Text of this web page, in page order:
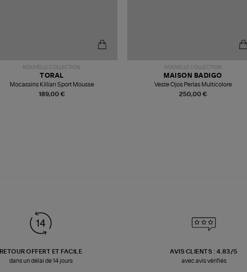
NOUVELLE COLLECTION
189,00 €
TORAL
Mocassins Killian Sport Mousse
NOUVELLE COLLECTION
250,00 €
MAISON BADIGO
Veste Ojos Perlas Multicolore
RETOUR OFFERT ET FACILE
dans un délai de 14 jours
AVIS CLIENTS : 4.83/5
avec avis vérifiés